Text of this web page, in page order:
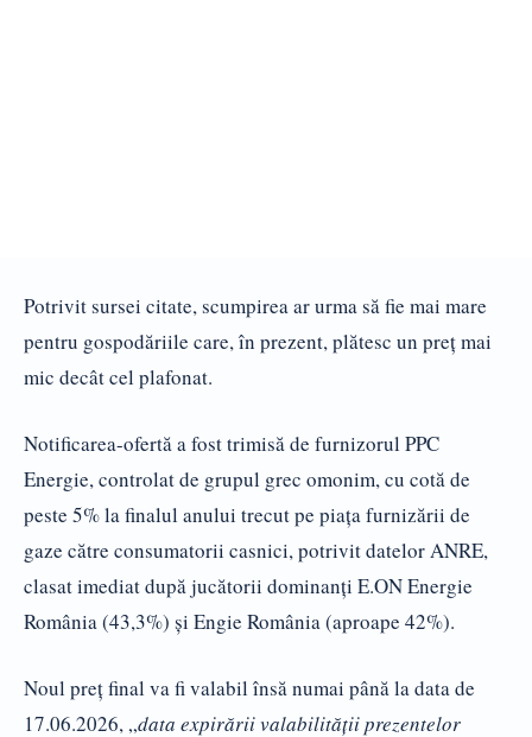
Potrivit sursei citate, scumpirea ar urma să fie mai mare
pentru gospodăriile care, în prezent, plătesc un preț mai
mic decât cel plafonat.
Notificarea-ofertă a fost trimisă de furnizorul PPC
Energie, controlat de grupul grec omonim, cu cotă de
peste 5% la finalul anului trecut pe piața furnizării de
gaze către consumatorii casnici, potrivit datelor ANRE,
clasat imediat după jucătorii dominanți E.ON Energie
România (43,3%) și Engie România (aproape 42%).
Noul preț final va fi valabil însă numai până la data de
17.06.2026, „data expirării valabilității prezentelor